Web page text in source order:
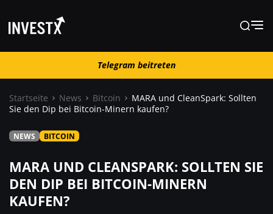
Telegram beitreten
Lernen
Trading
Telegram beitreten
Startseite News Bitcoin
MARA und CleanSpark: Sollten
Sie den Dip bei Bitcoin-Minern kaufen?
NEWS BITCOIN
MARA UND CLEANSPARK: SOLLTEN SIE
DEN DIP BEI BITCOIN-MINERN
KAUFEN?